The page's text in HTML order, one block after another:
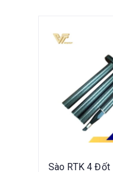
Sào RTK 4 Đốt